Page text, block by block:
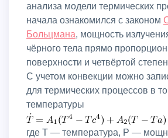
анализа модели термических
начала ознакомился с законом
Больцмана, мощность
чёрного тела прямо
поверхности и четвёртой
С учетом конвекции можно
для термических процессов в
температуры
где T — температура, P —